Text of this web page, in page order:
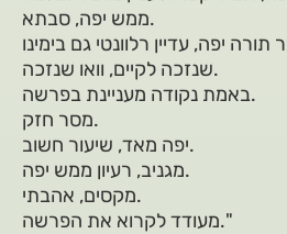
ממש יפה, סבתא.
שנזכה לקיים, וואו שנזכה.
באמת נקודה מעניינת בפרשה.
מסר חזק.
יפה מאד, שיעור חשוב.
מגניב, רעיון ממש יפה.
מקסים, אהבתי.
מעודד לקרוא את הפרשה."